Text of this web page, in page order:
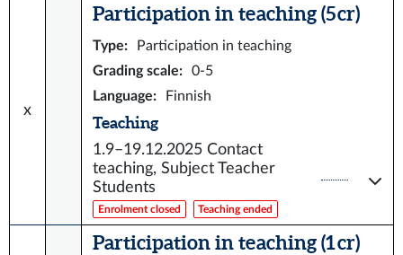
x
Participation in teaching (5 cr)
Type:
Participation in teaching
Grading scale:
0-5
Language: Finnish
Teaching
1.9–19.12.2025 Contact
teaching, Subject Teacher
Students
Enrolment closed Teaching ended
Participation in teaching (1 cr)